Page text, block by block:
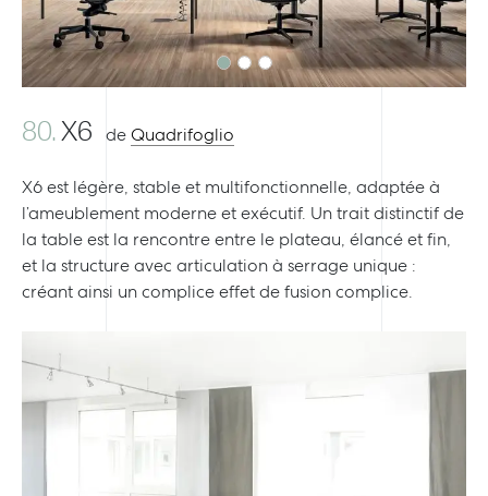
80.X6 deQuadrifoglio
X6 est légère, stable et multifonctionnelle, adaptée à
l’ameublement moderne et exécutif. Un trait distinctif de
la table est la rencontre entre le plateau, élancé et fin,
et la structure avec articulation à serrage unique :
créant ainsi un complice effet de fusion complice.